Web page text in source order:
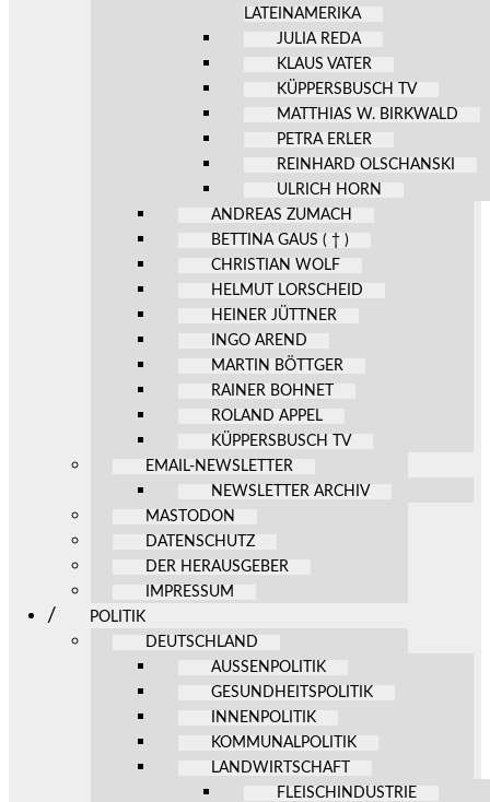
LATEINAMERIKA
JULIA REDA
KLAUS VATER
KÜPPERSBUSCH TV
MATTHIAS W. BIRKWALD
PETRA ERLER
REINHARD OLSCHANSKI
ULRICH HORN
ANDREAS ZUMACH
BETTINA GAUS ( † )
CHRISTIAN WOLF
HELMUT LORSCHEID
HEINER JÜTTNER
INGO AREND
MARTIN BÖTTGER
RAINER BOHNET
ROLAND APPEL
KÜPPERSBUSCH TV
EMAIL-NEWSLETTER
NEWSLETTER ARCHIV
MASTODON
DATENSCHUTZ
DER HERAUSGEBER
IMPRESSUM
POLITIK
DEUTSCHLAND
AUSSENPOLITIK
GESUNDHEITSPOLITIK
INNENPOLITIK
KOMMUNALPOLITIK
LANDWIRTSCHAFT
FLEISCHINDUSTRIE